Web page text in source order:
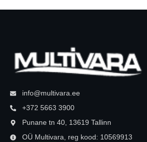
info@multivara.ee
+372 5663 3900
Punane tn 40, 13619 Tallinn
OÜ Multivara, reg kood: 10569913